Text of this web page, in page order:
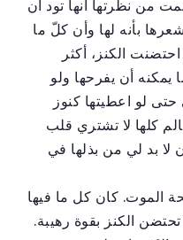
من نظرتها أنها تود أن
بأنه لها وأن كلّ ما
احتضنت الكنز، أكثر
يمكنه أن يفرحها ولو
حتى لو اعطيتها كنوز
كلها لا تشتري قلب
لا بد لي من بذلها في
الموت. كان كل ما فيها
الكنز بقوة رهيبة.